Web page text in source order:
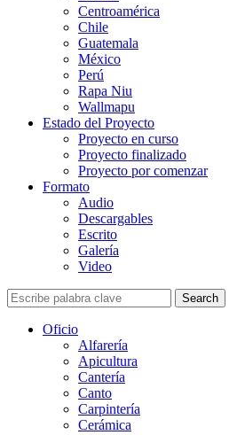
Centroamérica
Chile
Guatemala
México
Perú
Rapa Niu
Wallmapu
Estado del Proyecto
Proyecto en curso
Proyecto finalizado
Proyecto por comenzar
Formato
Audio
Descargables
Escrito
Galería
Video
Search
Oficio
Alfarería
Apicultura
Cantería
Canto
Carpintería
Cerámica